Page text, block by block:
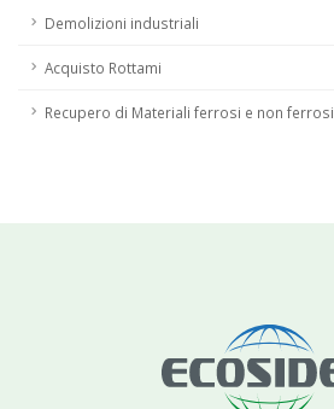
Demolizioni industriali
Acquisto Rottami
Recupero di Materiali ferrosi e non ferrosi